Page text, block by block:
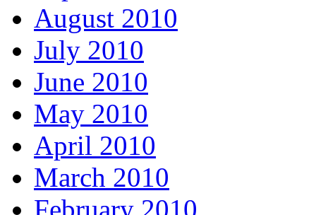
August 2010
July 2010
June 2010
May 2010
April 2010
March 2010
February 2010